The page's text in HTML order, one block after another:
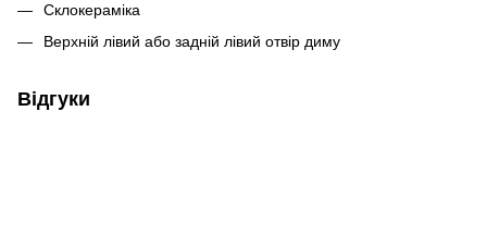
Склокераміка
Верхній лівий або задній лівий отвір диму
Відгуки